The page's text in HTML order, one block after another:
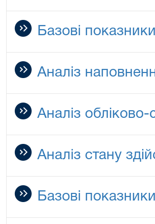
Базові
Аналіз
Аналіз обліково-
Аналіз стану
Базові